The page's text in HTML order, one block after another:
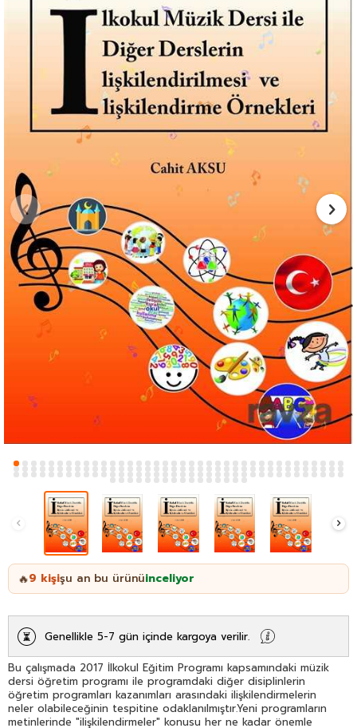
🔥9 kişişu an bu ürünüinceliyor
Genellikle 5-7 gün içinde kargoya verilir.
Bu çalışmada 2017 İlkokul Eğitim Programı kapsamındaki müzik
dersi öğretim programı ile programdaki diğer disiplinlerin
öğretim programları kazanımları arasındaki ilişkilendirmelerin
neler olabileceğinin tespitine odaklanılmıştır.Yeni programların
metinlerinde "ilişkilendirmeler" konusu her ne kadar önemle